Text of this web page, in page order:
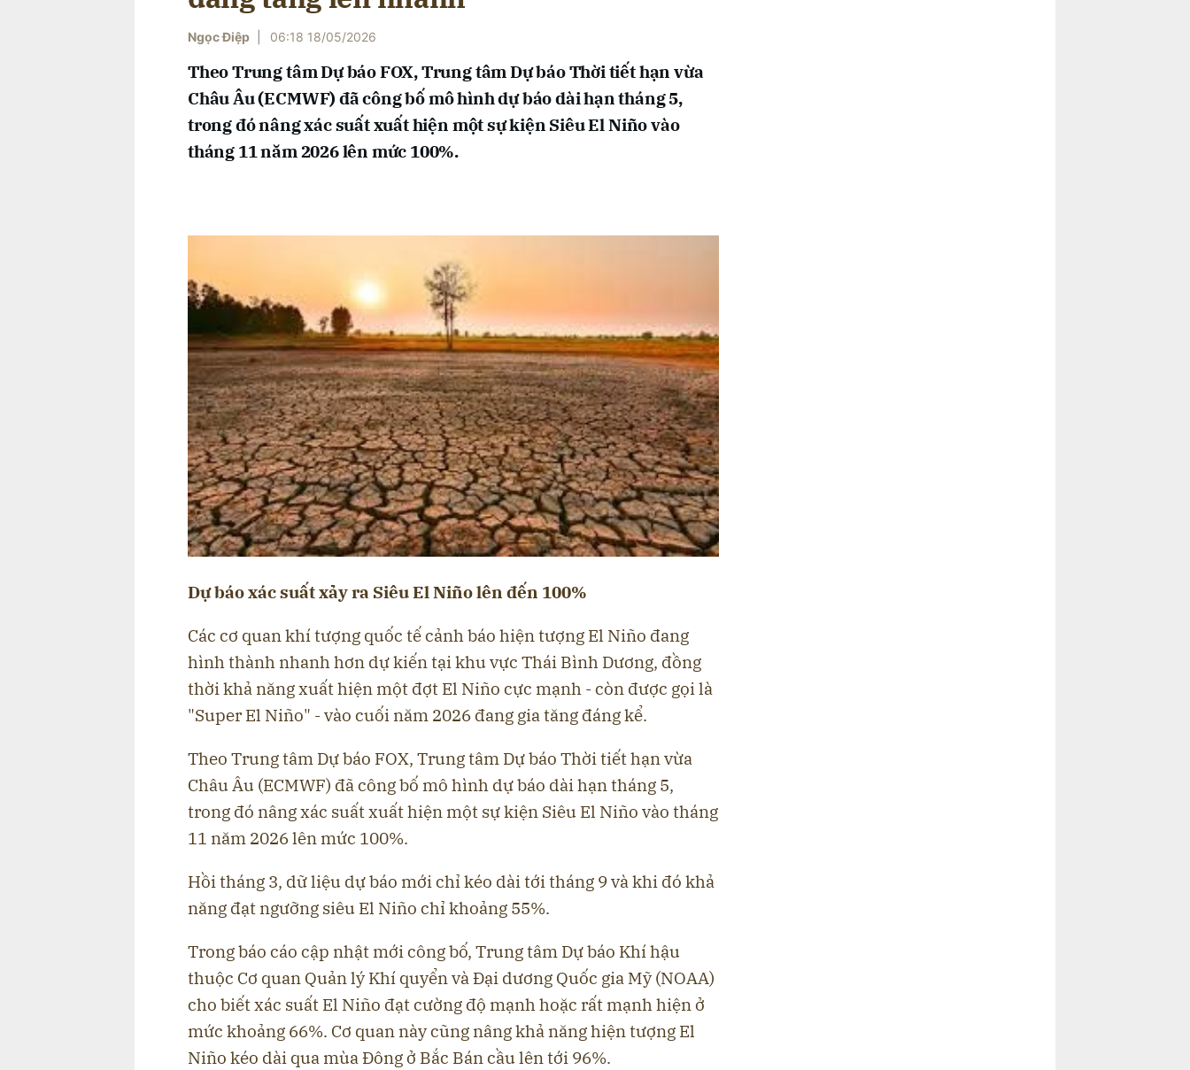
Ngọc Điệp 06:18 18/05/2026
Theo Trung tâm Dự báo FOX, Trung tâm Dự báo Thời tiết hạn vừa
Châu Âu (ECMWF) đã công bố mô hình dự báo dài hạn tháng 5,
trong đó nâng xác suất xuất hiện một sự kiện Siêu El Niño vào
tháng 11 năm 2026 lên mức 100%.
Dự báo xác suất xảy ra Siêu El Niño lên đến 100%
Các cơ quan khí tượng quốc tế cảnh báo hiện tượng El Niño đang
hình thành nhanh hơn dự kiến tại khu vực Thái Bình Dương, đồng
thời khả năng xuất hiện một đợt El Niño cực mạnh - còn được gọi là
"Super El Niño" - vào cuối năm 2026 đang gia tăng đáng kể.
Theo Trung tâm Dự báo FOX, Trung tâm Dự báo Thời tiết hạn vừa
Châu Âu (ECMWF) đã công bố mô hình dự báo dài hạn tháng 5,
trong đó nâng xác suất xuất hiện một sự kiện Siêu El Niño vào tháng
11 năm 2026 lên mức 100%.
Hồi tháng 3, dữ liệu dự báo mới chỉ kéo dài tới tháng 9 và khi đó khả
năng đạt ngưỡng siêu El Niño chỉ khoảng 55%.
Trong báo cáo cập nhật mới công bố, Trung tâm Dự báo Khí hậu
thuộc Cơ quan Quản lý Khí quyển và Đại dương Quốc gia Mỹ (NOAA)
cho biết xác suất El Niño đạt cường độ mạnh hoặc rất mạnh hiện ở
mức khoảng 66%. Cơ quan này cũng nâng khả năng hiện tượng El
Niño kéo dài qua mùa Đông ở Bắc Bán cầu lên tới 96%.